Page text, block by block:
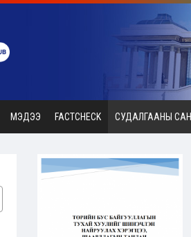
МЭДЭЭ FACTCHECK СУДАЛГААНЫ САН